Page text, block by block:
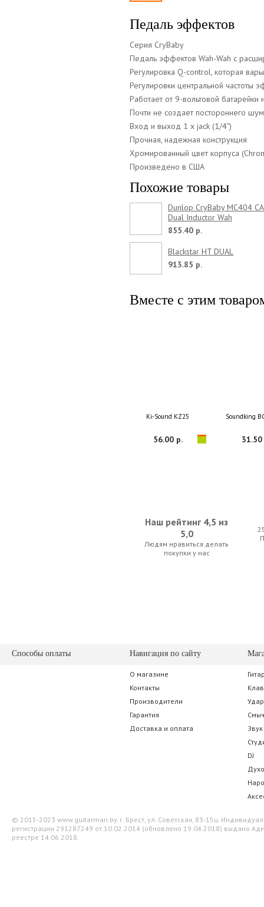
Педаль эффектов
Серия CryBaby
Педаль эффектов Wah-Wah с
Регулировка Q-control, которая
Регулировки центральной частоты
Работает от 9-вольтовой батарейки
Почти не создает постороннего
Вход и выход 1 х jack (1/4")
Прочная, надежная конструкция
Хромированный цвет корпуса
Произведено в США
Похожие товары
Dunlop CryBaby MC404
Dual Inductor Wah
855.40 р.
Blackstar HT DUAL
913.85 р.
Вместе с этим
Ki-Sound KZ25
56.00 р.
Soundking
31.50
SUPERLUX CFI3PP Stagg SYC3/
42.35 р.
Наш рейтинг 4,5 из
5,0
Людям нравиться делать
покупки у нас
Способы оплаты Навигация по сайту
О магазине
Контакты
Производители
Гарантия
Доставка и оплата
Звук
DJ
© 2015-2023 www.guitarman.by. г. Брест, ул. Советская, 83-15ц.
регистрации 291287249 от 10.02.2014 (обновлено 19.04.2018) выдано
реестре 14.06.2018.